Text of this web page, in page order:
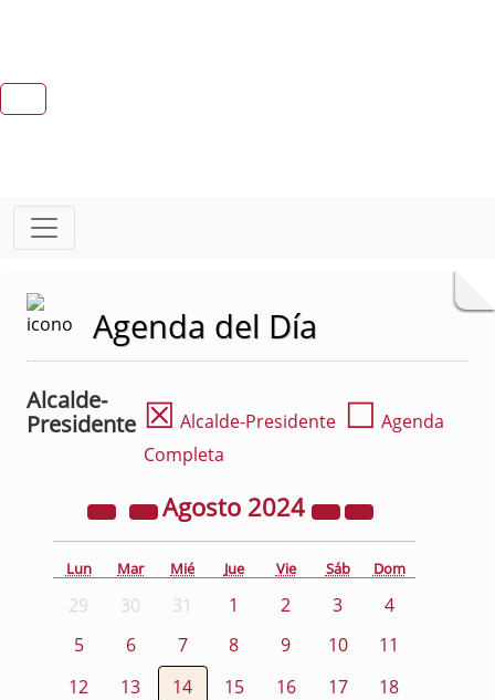
Agenda del Día
Alcalde-
Presidente ☒ Alcalde-Presidente ☐ Agenda
Completa
Agosto 2024
Lun Mar Mié Jue Vie Sáb Dom
29 30 31 1 2 3
4
5
6 7 8 9 10
11
12
13 14 15 16 17
18